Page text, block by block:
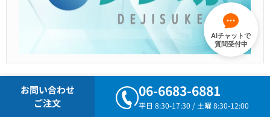
AIチャットで
質問受付中
検索
お問い合わせ
ご注文
06-6683-6881
平日 8:30-17:30 / 土曜 8:30-12:00